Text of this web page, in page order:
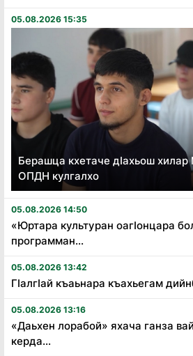
05.08.2026 15:35
Берашца кхетаче дӏахьош хилар
ОПДН кулгалхо
05.08.2026 14:50
«Юртара культуран оагӏонцара
программан...
05.08.2026 13:42
Гӏалгӏай къаьнара къахьегам
05.08.2026 13:16
«Даьхен лорабой» яхача ганза
керда...